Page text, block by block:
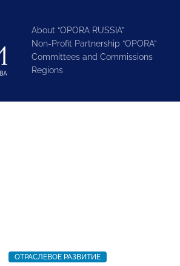
About “OPORA RUSSIA”
Non-Profit Partnership “OPORA”
Committees and Commissions
Regions
ОТРАСЛЕВОЕ РАЗВИТИЕ